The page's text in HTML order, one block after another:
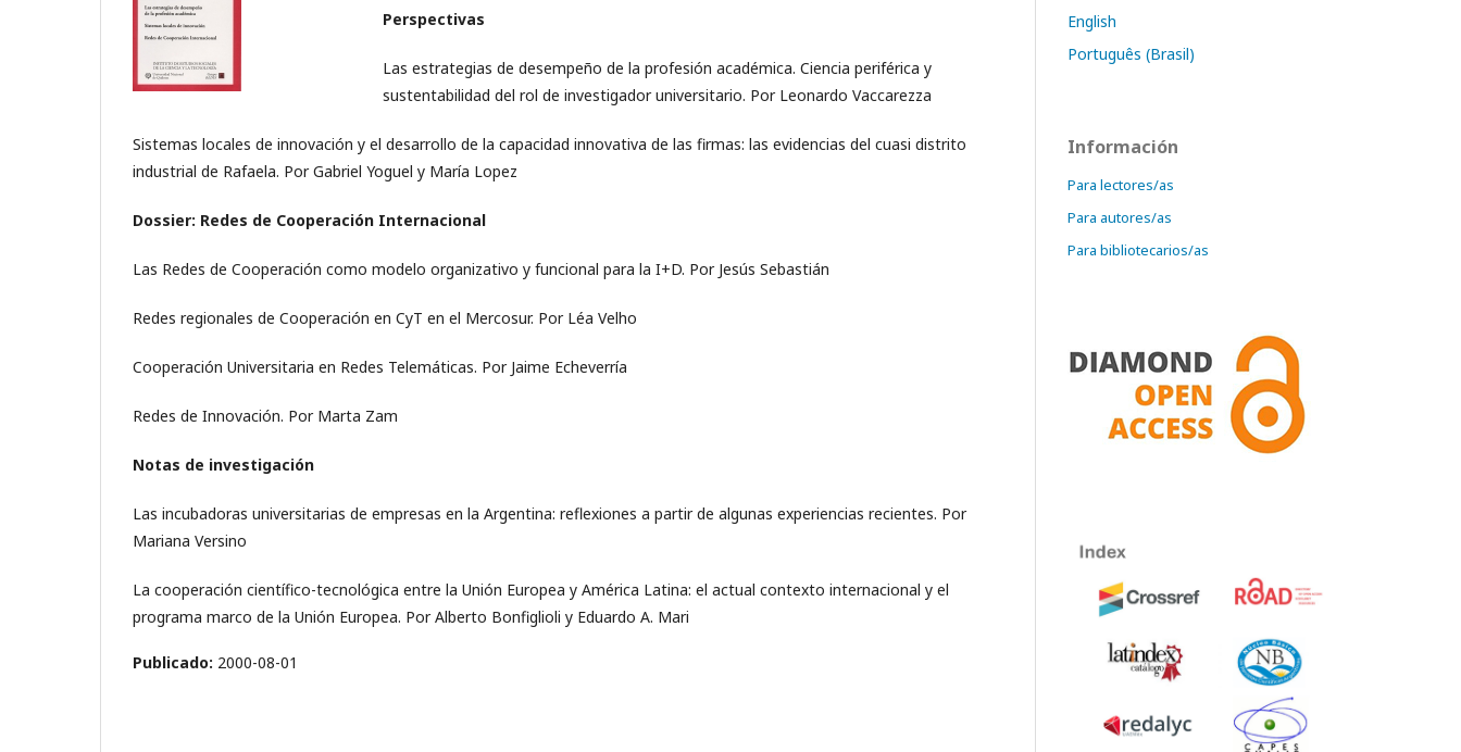
Perspectivas
Las estrategias de desempeño de la profesión académica. Ciencia periférica y
sustentabilidad del rol de investigador universitario. Por Leonardo Vaccarezza
Sistemas locales de innovación y el desarrollo de la capacidad innovativa de las firmas: las evidencias del cuasi distrito
industrial de Rafaela. Por Gabriel Yoguel y María Lopez
Dossier: Redes de Cooperación Internacional
Las Redes de Cooperación como modelo organizativo y funcional para la I+D. Por Jesús Sebastián
Redes regionales de Cooperación en CyT en el Mercosur. Por Léa Velho
Cooperación Universitaria en Redes Telemáticas. Por Jaime Echeverría
Redes de Innovación. Por Marta Zam
Notas de investigación
Las incubadoras universitarias de empresas en la Argentina: reflexiones a partir de algunas experiencias recientes. Por
Mariana Versino
La cooperación científico-tecnológica entre la Unión Europea y América Latina: el actual contexto internacional y el
programa marco de la Unión Europea. Por Alberto Bonfiglioli y Eduardo A. Mari
Publicado: 2000-08-01
English
Português (Brasil)
Información
Para lectores/as
Para autores/as
Para bibliotecarios/as